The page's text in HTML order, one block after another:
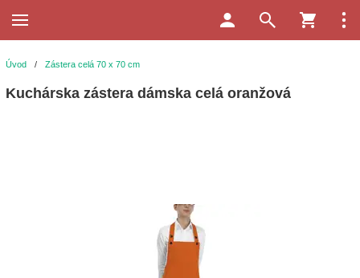
Úvod / Zástera celá 70 x 70 cm
Kuchárska zástera dámska celá oranžová